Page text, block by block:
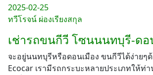
2025-02-25
ทวีโรจน์ ผ่องเรียงสกุล
เช่ารถขนกีวี โซนนนทบุรี-ดอ
จะอยู่นนทบุรีหรือดอนเมือง ขนกีวีได้ง่ายๆด้
Ecocar เรามีรถกระบะหลายประเภทให้ท่